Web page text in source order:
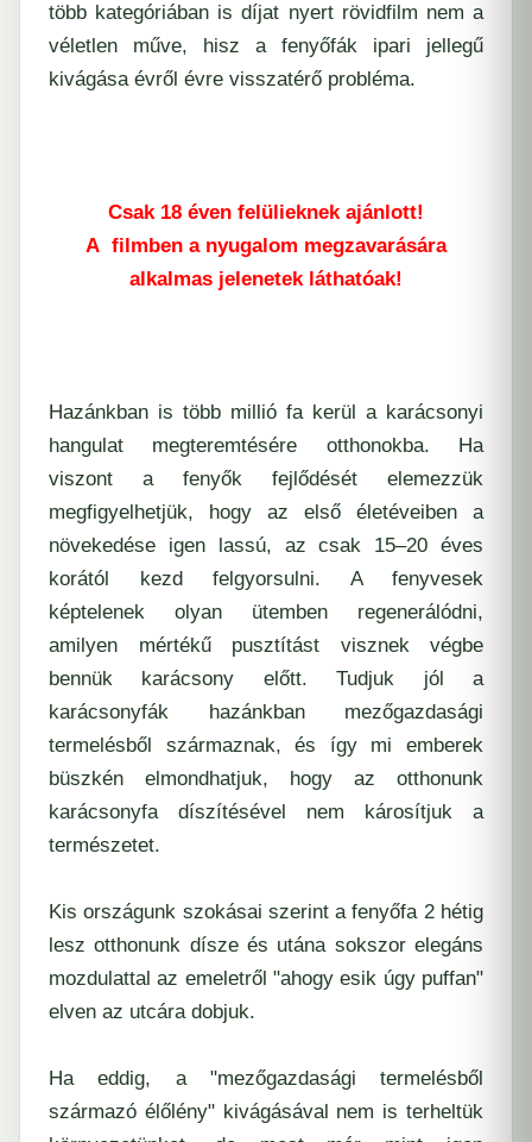
több kategóriában is díjat nyert rövidfilm nem a
véletlen műve, hisz a fenyőfák ipari jellegű
kivágása évről évre visszatérő probléma.
Csak 18 éven felülieknek ajánlott!
A filmben a nyugalom megzavarására
alkalmas jelenetek láthatóak!
Hazánkban is több millió fa kerül a karácsonyi
hangulat megteremtésére otthonokba. Ha
viszont a fenyők fejlődését elemezzük
megfigyelhetjük, hogy az első életéveiben a
növekedése igen lassú, az csak 15–20 éves
korától kezd felgyorsulni. A fenyvesek
képtelenek olyan ütemben regenerálódni,
amilyen mértékű pusztítást visznek végbe
bennük karácsony előtt. Tudjuk jól a
karácsonyfák hazánkban mezőgazdasági
termelésből származnak, és így mi emberek
büszkén elmondhatjuk, hogy az otthonunk
karácsonyfa díszítésével nem károsítjuk a
természetet.
Kis országunk szokásai szerint a fenyőfa 2 hétig
lesz otthonunk dísze és utána sokszor elegáns
mozdulattal az emeletről "ahogy esik úgy puffan"
elven az utcára dobjuk.
Ha eddig, a "mezőgazdasági termelésből
származó élőlény" kivágásával nem is terheltük